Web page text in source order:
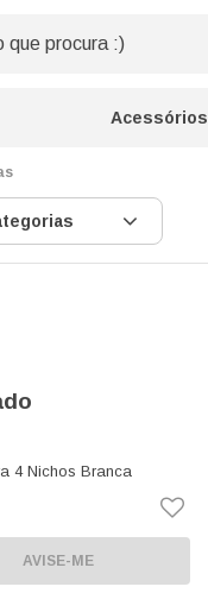
Acessórios
4 Nichos Branca
AVISE-ME